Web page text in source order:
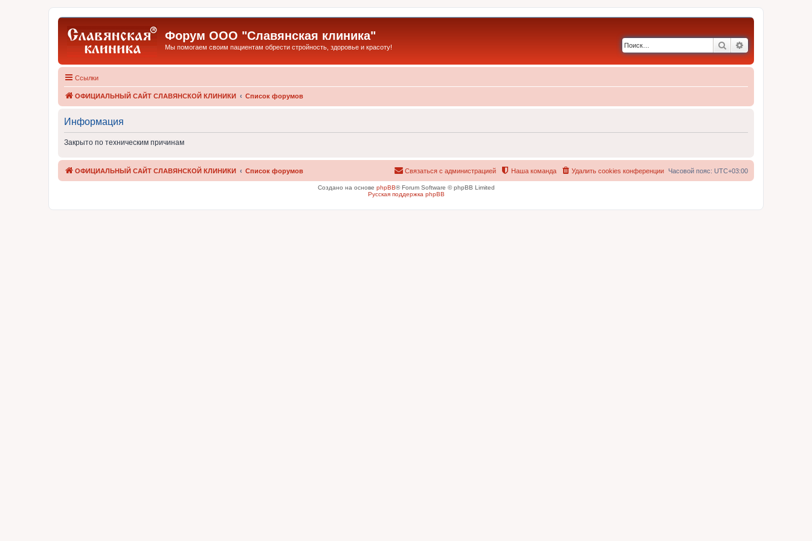
Форум ООО "Славянская клиника"
Мы помогаем своим пациентам обрести стройность, здоровье и красоту! Поиск
Ссылки
ОФИЦИАЛЬНЫЙ САЙТ СЛАВЯНСКОЙ КЛИНИКИ Список форумов
Информация
Закрыто по техническим причинам
ОФИЦИАЛЬНЫЙ САЙТ СЛАВЯНСКОЙ КЛИНИКИ Список форумов Часовой пояс: UTC+03:00
Удалить cookies конференции
Наша команда
Связаться с администрацией
Создано на основе phpBB® Forum Software © phpBB Limited
Русская поддержка phpBB